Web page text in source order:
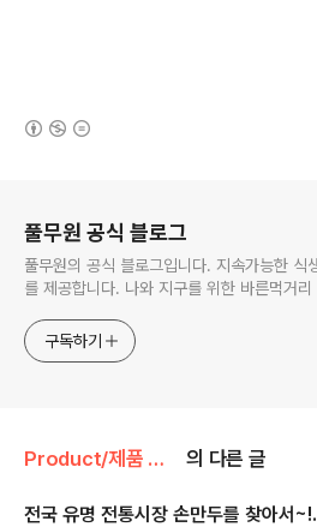
풀무원 공식 블로그
풀무원의 공식 블로그입니다. 지속가능한 식
를 제공합니다. 나와 지구를 위한 바른먹거리
구독하기
Product/제품 메이킹 스토리 의 다른 글
전국 유명 전통시장 손만두를 찾아서